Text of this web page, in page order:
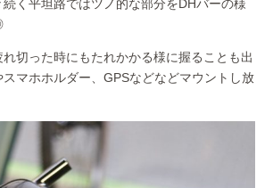
く平坦路ではツノ的な部分をDHバーの様
切った時にもたれかかる様に握ることも出
マホホルダー、GPSなどなどマウントし放